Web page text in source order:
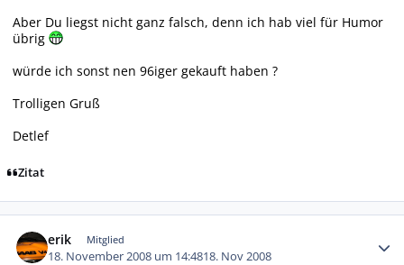
Aber Du liegst nicht ganz falsch, denn ich hab viel für Humor
übrig
würde ich sonst nen 96iger gekauft haben ?
Trolligen Gruß
Detlef
Zitat
erik Mitglied
18. November 2008 um 14:4818. Nov 2008